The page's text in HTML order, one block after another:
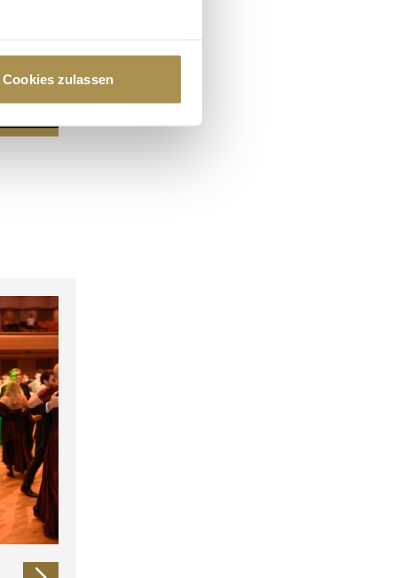
Präferenzen im
anbieten zu können
diese Informationen
Rahmen Ihrer Nutzung
Cookies zulassen